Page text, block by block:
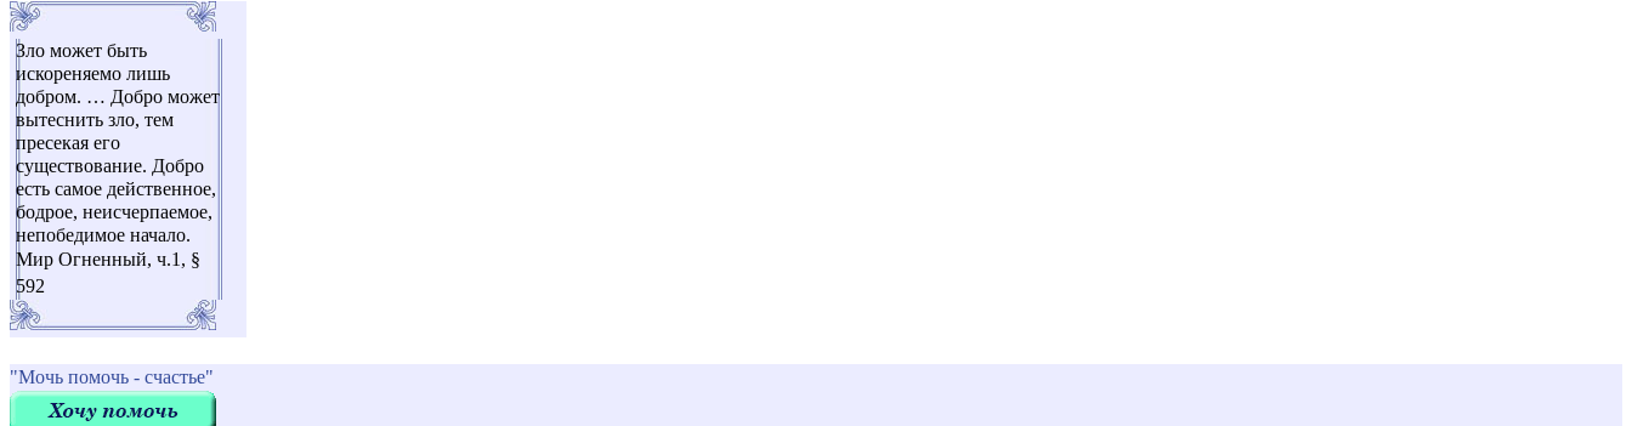
Зло может быть
искореняемо лишь
добром. … Добро может
вытеснить зло, тем
пресекая его
существование. Добро
есть самое действенное,
бодрое, неисчерпаемое,
непобедимое начало.
Мир Огненный, ч.1, §
592
"Мочь помочь - счастье"